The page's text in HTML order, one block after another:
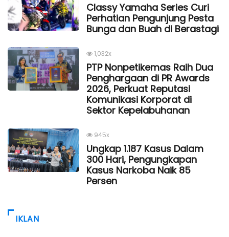
Classy Yamaha Series Curi
Perhatian Pengunjung Pesta
Bunga dan Buah di Berastagi
1,032x
PTP Nonpetikemas Raih Dua
Penghargaan di PR Awards
2026, Perkuat Reputasi
Komunikasi Korporat di
Sektor Kepelabuhanan
945x
Ungkap 1.187 Kasus Dalam
300 Hari, Pengungkapan
Kasus Narkoba Naik 85
Persen
IKLAN